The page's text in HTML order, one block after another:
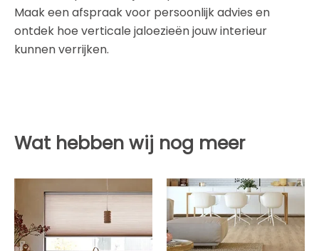
Maak een afspraak voor persoonlijk advies en
ontdek hoe verticale jaloezieën jouw interieur
kunnen verrijken.
Wat hebben wij nog meer